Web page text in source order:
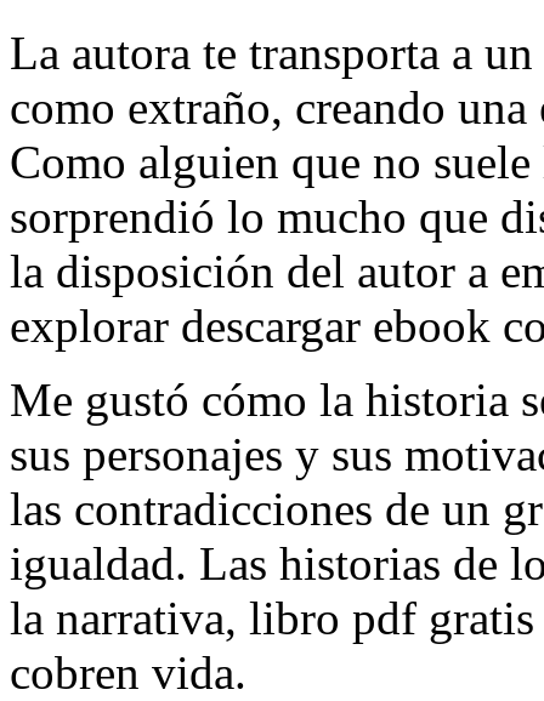
La autora te transporta a
como extraño, creando
Como alguien que no
sorprendió lo mucho que
la disposición del autor a
explorar descargar ebook
Me gustó cómo la historia
sus personajes y sus
las contradicciones de un
igualdad. Las historias de
la narrativa, libro pdf
cobren vida.